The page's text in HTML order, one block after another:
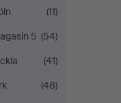
(11)
5 (54)
(41)
(48)